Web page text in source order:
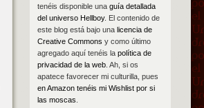
tenéis disponible una guía detallada
del universo Hellboy. El contenido de
este blog está bajo una licencia de
Creative Commons y como último
agregado aquí tenéis la política de
privacidad de la web. Ah, si os
apatece favorecer mi culturilla, pues
en Amazon tenéis mi Wishlist por si
las moscas